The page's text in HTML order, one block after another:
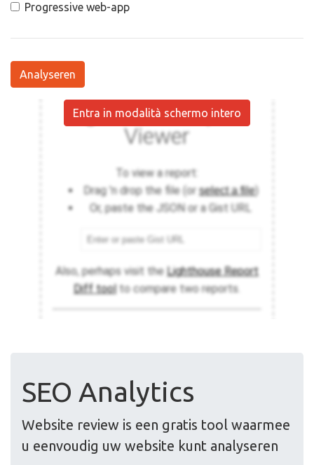
Progressive web-app
Analyseren
Entra in modalità schermo intero
SEO Analytics
Website review is een gratis tool waarmee
u eenvoudig uw website kunt analyseren